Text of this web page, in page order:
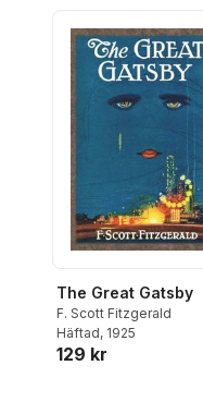
The Great Gatsby
F. Scott Fitzgerald
Häftad, 1925
129 kr